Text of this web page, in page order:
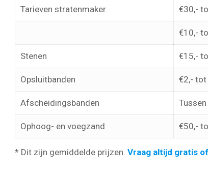
Tarieven stratenmaker €30,-
€10,-
Stenen €15,-
Opsluitbanden €2,- tot
Afscheidingsbanden
Ophoog- en voegzand €50,-
* Dit zijn gemiddelde prijzen. Vraag altijd gratis